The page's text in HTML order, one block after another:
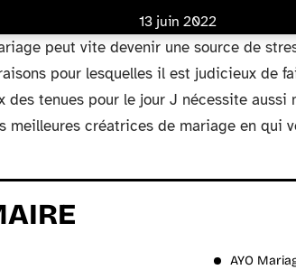
13 juin 2022
peut vite devenir une source de
pour lesquelles il est judicieux de
des tenues pour le jour J nécessite aussi
meilleures créatrices de mariage en qui
AYO